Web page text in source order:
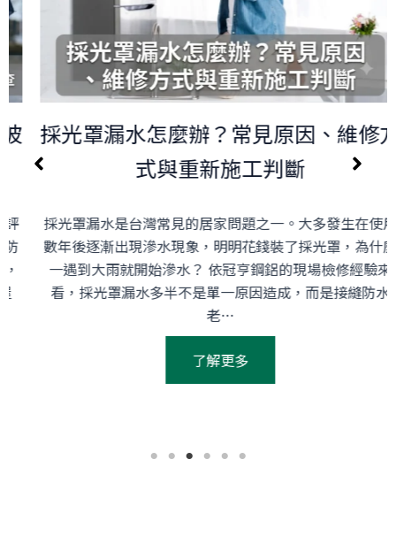
採光罩漏水怎麼辦？常見原因、維修方
式與重新施工判斷
採光罩漏水是台灣常見的居家問題之一。大多發生在使用
數年後逐漸出現滲水現象，明明花錢裝了採光罩，為什麼
一遇到大雨就開始滲水？ 依冠亨鋼鋁的現場檢修經驗來
看，採光罩漏水多半不是單一原因造成，而是接縫防水
老…
了解更多